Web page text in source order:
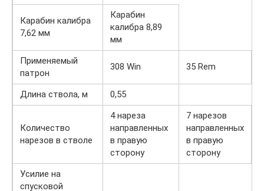
Карабин калибра
7,62 мм
Карабин
калибра 8,89
мм
Применяемый
патрон
308 Win 35 Rem
Длина ствола, м 0,55
Количество
нарезов в стволе
4 нареза
направленных
в правую
сторону
7 нарезов
направленных
в правую
сторону
Усилие на
спусковой